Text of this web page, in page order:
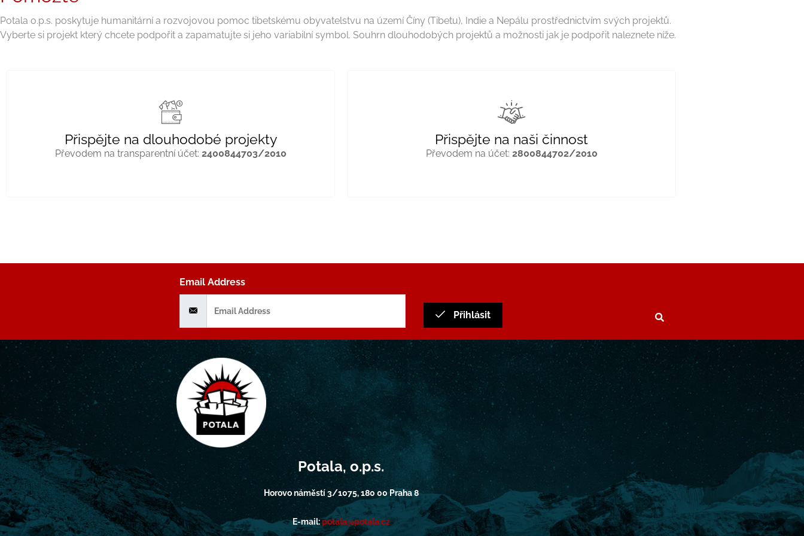
Potala o.p.s. poskytuje humanitární a rozvojovou pomoc tibetskému obyvatelstvu na území Číny (Tibetu), Indie a Nepálu prostřednictvím svých projektů.
Vyberte si projekt který chcete podpořit a zapamatujte si jeho variabilní symbol. Souhrn dlouhodobých projektů a možnosti jak je podpořit naleznete níže.
Přispějte na dlouhodobé projekty
Převodem na transparentní účet: 2400844703/2010
Přispějte na naši činnost
Převodem na účet: 2800844702/2010
Email Address
Přihlásit
Potala, o.p.s.
Horovo náměstí 3/1075, 180 00 Praha 8
E-mail:potala@potala.cz